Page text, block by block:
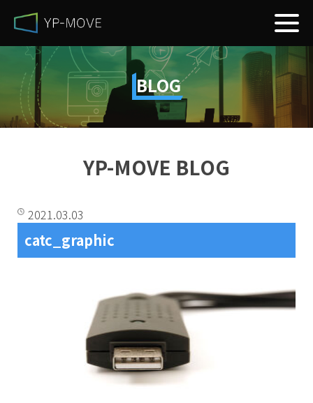
BLOG
YP-MOVE BLOG
2021.03.03
catc_graphic